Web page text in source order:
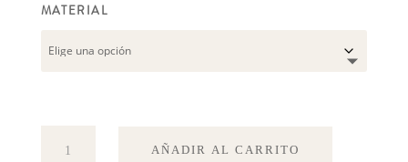
MATERIAL
AÑADIR AL CARRITO